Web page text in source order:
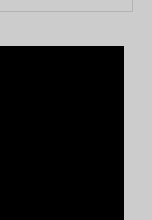
प्रिय है केला